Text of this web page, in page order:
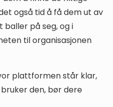
også tid å få dem ut av
baller på seg, og i
til organisasjonen
plattformen står klar,
den, bør dere